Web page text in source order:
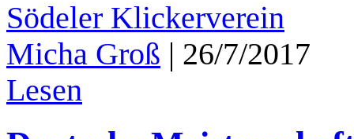
Södeler Klickerverein
Micha Groß | 26/7/2017
Lesen